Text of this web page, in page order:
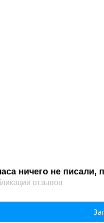
ничего не писали,
отзывов